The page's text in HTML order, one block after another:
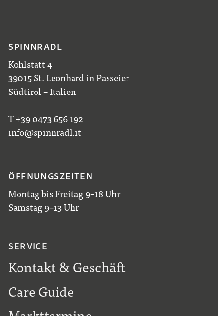
SPINNRADL
Kohlstatt 4
39015 St. Leonhard in Passeier
Südtirol – Italien
T +39 0473 656 192
info@spinnradl.it
ÖFFNUNGSZEITEN
Montag bis Freitag 9–18 Uhr
Samstag 9–13 Uhr
SERVICE
Kontakt & Geschäft
Care Guide